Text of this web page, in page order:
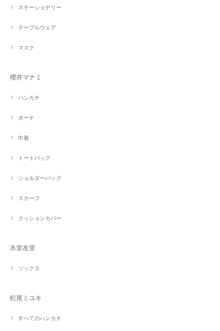
ステーショナリー
テーブルウェア
マスク
櫻井マナミ
ハンカチ
ポーチ
巾着
トートバッグ
ショルダーバッグ
スカーフ
クッションカバー
氷室友里
ソックス
松尾ミユキ
すべてのハンカチ